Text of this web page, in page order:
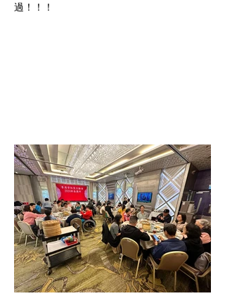
過！！！